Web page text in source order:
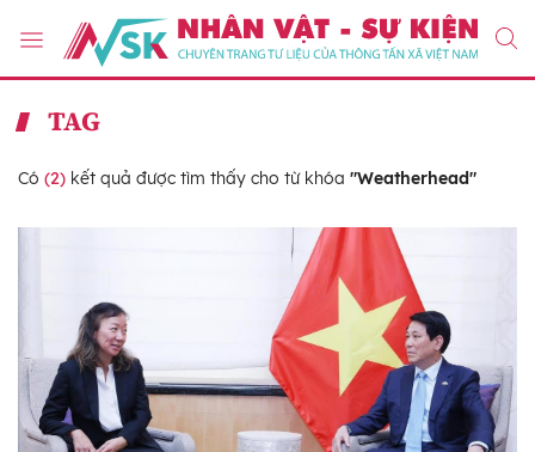
TAG
Có (2) kết quả được tìm thấy cho từ khóa "Weatherhead"